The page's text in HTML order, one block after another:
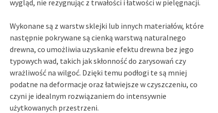
wygląd, nie rezygnując z trwałości i łatwości w pielęgnacji.
Wykonane są z warstw sklejki lub innych materiałów, które
następnie pokrywane są cienką warstwą naturalnego
drewna, co umożliwia uzyskanie efektu drewna bez jego
typowych wad, takich jak skłonność do zarysowań czy
wrażliwość na wilgoć. Dzięki temu podłogi te są mniej
podatne na deformacje oraz łatwiejsze w czyszczeniu, co
czyni je idealnym rozwiązaniem do intensywnie
użytkowanych przestrzeni.